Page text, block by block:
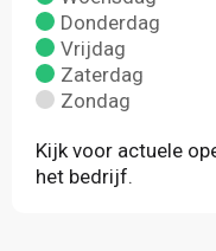
Donderdag
Vrijdag
Zaterdag
Zondag
Kijk voor actuele
het bedrijf.